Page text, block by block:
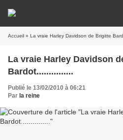
Accueil » La vraie Harley Davidson de Brigitte
La vraie Harley Davidson
Bardot...............
Publié le 13/02/2010 à 06:21
Par la reine